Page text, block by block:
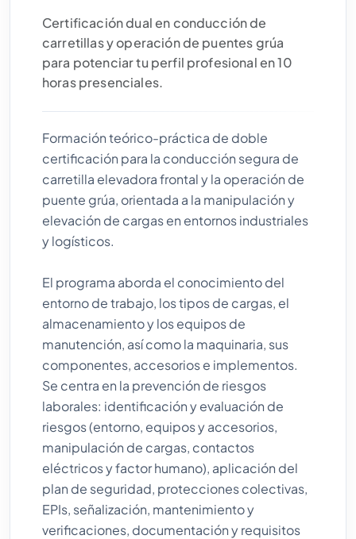
Certificación dual en conducción de
carretillas y operación de puentes grúa
para potenciar tu perfil profesional en 10
horas presenciales.
Formación teórico-práctica de doble
certificación para la conducción segura de
carretilla elevadora frontal y la operación de
puente grúa, orientada a la manipulación y
elevación de cargas en entornos industriales
y logísticos.
El programa aborda el conocimiento del
entorno de trabajo, los tipos de cargas, el
almacenamiento y los equipos de
manutención, así como la maquinaria, sus
componentes, accesorios e implementos.
Se centra en la prevención de riesgos
laborales: identificación y evaluación de
riesgos (entorno, equipos y accesorios,
manipulación de cargas, contactos
eléctricos y factor humano), aplicación del
plan de seguridad, protecciones colectivas,
EPIs, señalización, mantenimiento y
verificaciones, documentación y requisitos